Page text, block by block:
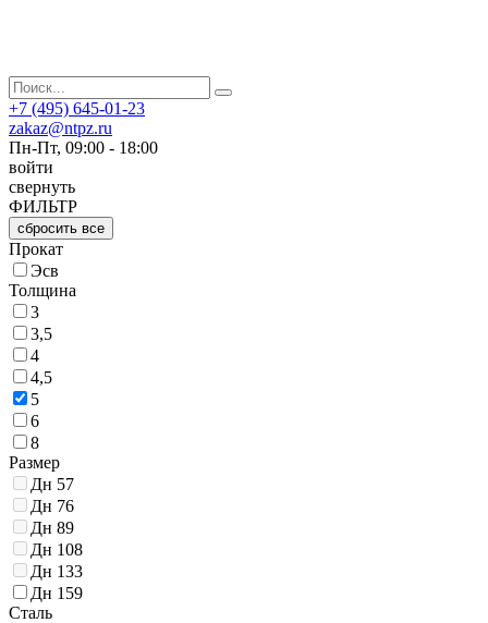
+7 (495) 645-01-23
zakaz@ntpz.ru
Пн-Пт, 09:00 - 18:00
войти
свернуть
ФИЛЬТР
сбросить все
Прокат
Эсв
Толщина
3
3,5
4
4,5
5
6
8
Размер
Дн 57
Дн 76
Дн 89
Дн 108
Дн 133
Дн 159
Сталь